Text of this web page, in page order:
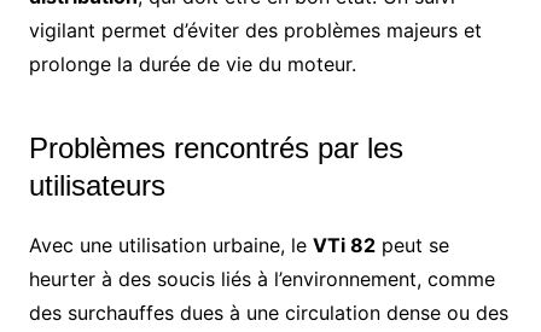
vigilant permet d’éviter des problèmes majeurs et
prolonge la durée de vie du moteur.
Problèmes rencontrés par les
utilisateurs
Avec une utilisation urbaine, le VTi 82peut se
heurter à des soucis liés à l’environnement, comme
des surchauffes dues à une circulation dense ou des